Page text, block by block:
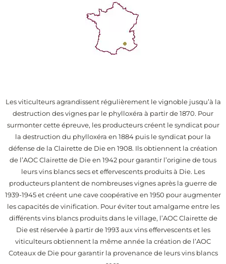
Les viticulteurs agrandissent régulièrement le vignoble jusqu’à la
destruction des vignes par le phylloxéra à partir de 1870. Pour
surmonter cette épreuve, les producteurs créent le syndicat pour
la destruction du phylloxéra en 1884 puis le syndicat pour la
défense de la Clairette de Die en 1908. Ils obtiennent la création
de l’AOC Clairette de Die en 1942 pour garantir l’origine de tous
leurs vins blancs secs et effervescents produits à Die. Les
producteurs plantent de nombreuses vignes après la guerre de
1939-1945 et créent une cave coopérative en 1950 pour augmenter
les capacités de vinification. Pour éviter tout amalgame entre les
différents vins blancs produits dans le village, l’AOC Clairette de
Die est réservée à partir de 1993 aux vins effervescents et les
viticulteurs obtiennent la même année la création de l’AOC
Coteaux de Die pour garantir la provenance de leurs vins blancs